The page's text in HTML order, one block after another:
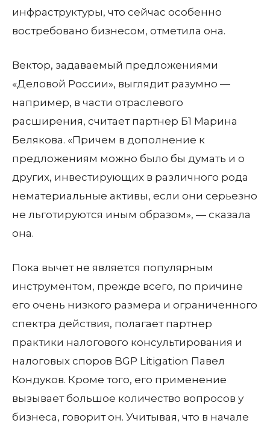
инфраструктуры, что сейчас особенно
востребовано бизнесом, отметила она.
Вектор, задаваемый предложениями
«Деловой России», выглядит разумно —
например, в части отраслевого
расширения, считает партнер Б1 Марина
Белякова. «Причем в дополнение к
предложениям можно было бы думать и о
других, инвестирующих в различного рода
нематериальные активы, если они серьезно
не льготируются иным образом», — сказала
она.
Пока вычет не является популярным
инструментом, прежде всего, по причине
его очень низкого размера и ограниченного
спектра действия, полагает партнер
практики налогового консультирования и
налоговых споров BGP Litigation Павел
Кондуков. Кроме того, его применение
вызывает большое количество вопросов у
бизнеса, говорит он. Учитывая, что в начале